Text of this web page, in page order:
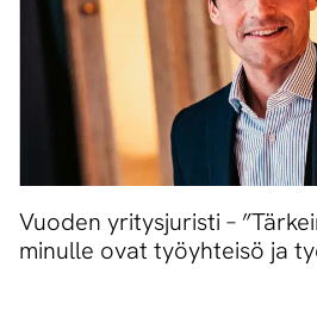
Vuoden yritysjuristi –
minulle ovat työyhteisö ja